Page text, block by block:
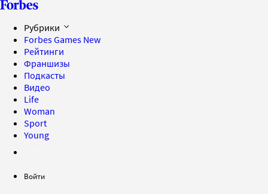
Рубрики
Forbes Games New
Рейтинги
Франшизы
Подкасты
Видео
Life
Woman
Sport
Young
Войти